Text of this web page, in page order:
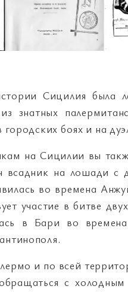
Сицилия была
знатных
боях и на
на Сицилии вы
всадник на лошади
во времена
участие в битве
в Бари во
и по всей
с холодным